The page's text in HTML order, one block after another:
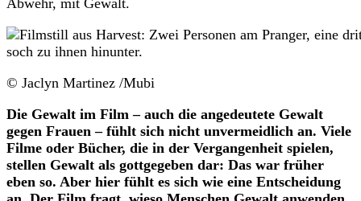
Abwehr, mit Gewalt.
© Jaclyn Martinez /Mubi
Die Gewalt im Film – auch die angedeutete Gewalt
gegen Frauen – fühlt sich nicht unvermeidlich an. Viele
Filme oder Bücher, die in der Vergangenheit spielen,
stellen Gewalt als gottgegeben dar: Das war früher
eben so. Aber hier fühlt es sich wie eine Entscheidung